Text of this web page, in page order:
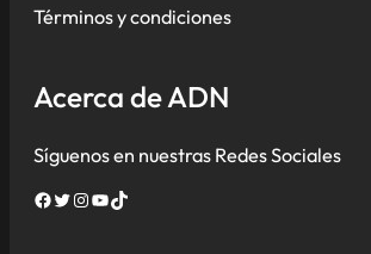
Términos y condiciones
Acerca de ADN
Síguenos en nuestras Redes Sociales
Facebook
Twitter
Instagram
YouTube
TikTok